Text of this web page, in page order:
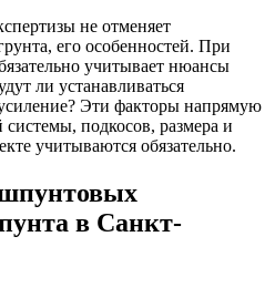
не отменяет
его особенностей. При
учитывает нюансы
ли устанавливаться
Эти факторы напрямую
подкосов, размера и
учитываются обязательно.
в Санкт-